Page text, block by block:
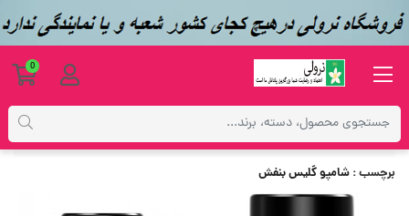
برچسب: شامپو گلیس بنفش
0